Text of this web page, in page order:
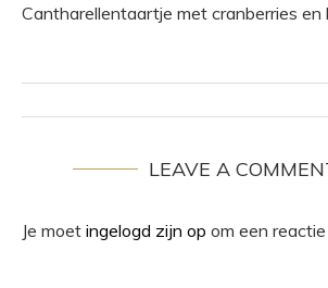
Cantharellentaartje met cranberries en
LEAVE A
Je moet ingelogd zijn op om een